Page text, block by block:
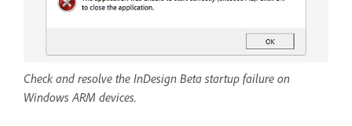
Check and resolve the InDesign Beta startup failure on
Windows ARM devices.